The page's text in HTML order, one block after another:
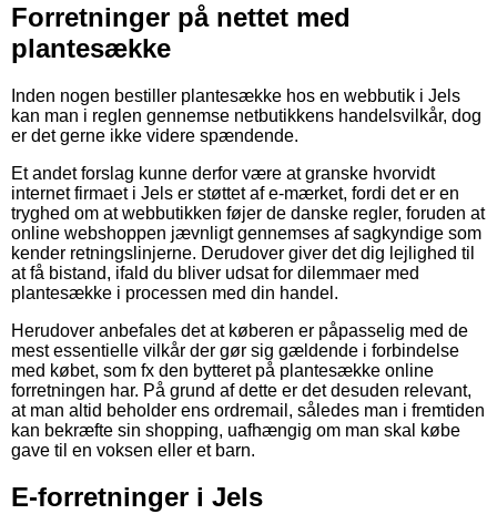
Forretninger på nettet med
plantesække
Inden nogen bestiller plantesække hos en webbutik i Jels
kan man i reglen gennemse netbutikkens handelsvilkår, dog
er det gerne ikke videre spændende.
Et andet forslag kunne derfor være at granske hvorvidt
internet firmaet i Jels er støttet af e-mærket, fordi det er en
tryghed om at webbutikken føjer de danske regler, foruden at
online webshoppen jævnligt gennemses af sagkyndige som
kender retningslinjerne. Derudover giver det dig lejlighed til
at få bistand, ifald du bliver udsat for dilemmaer med
plantesække i processen med din handel.
Herudover anbefales det at køberen er påpasselig med de
mest essentielle vilkår der gør sig gældende i forbindelse
med købet, som fx den bytteret på plantesække online
forretningen har. På grund af dette er det desuden relevant,
at man altid beholder ens ordremail, således man i fremtiden
kan bekræfte sin shopping, uafhængig om man skal købe
gave til en voksen eller et barn.
E-forretninger i Jels